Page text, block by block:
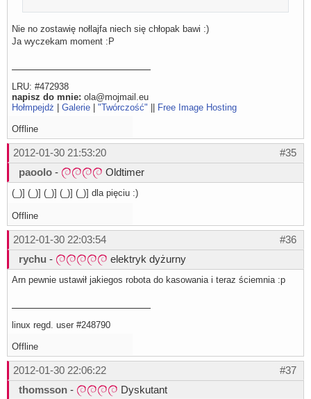
Nie no zostawię nołlajfa niech się chłopak bawi :)
Ja wyczekam moment :P
LRU: #472938
napisz do mnie: ola@mojmail.eu
Hołmpejdż
Galerie "Twórczość" Free Image Hosting
Offline
#35
2012-01-30 21:53:20
paoolo - Oldtimer
(_)] (_)] (_)] (_)] (_)] dla pięciu :)
Offline
#36
2012-01-30 22:03:54
rychu - elektryk dyżurny
Arn pewnie ustawił jakiegos robota do kasowania i teraz ściemnia :p
linux regd. user #248790
Offline
#37
2012-01-30 22:06:22
thomsson - Dyskutant